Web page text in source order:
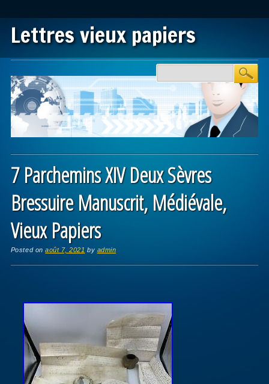
Lettres vieux papiers
Main menu
7 Parchemins XIV Deux Sèvres
Bressuire Manuscrit, Médiévale,
Vieux Papiers
Posted onaoût 7, 2021 by admin